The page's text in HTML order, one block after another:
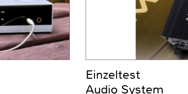
Einzeltest
Audio System